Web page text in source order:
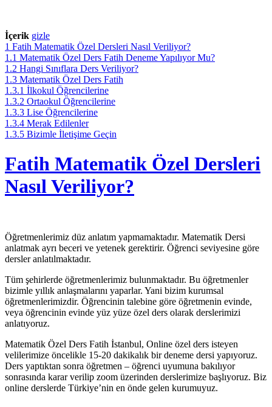
İçerik gizle
1 Fatih Matematik Özel Dersleri Nasıl Veriliyor?
1.1 Matematik Özel Ders Fatih Deneme Yapılıyor Mu?
1.2 Hangi Sınıflara Ders Veriliyor?
1.3 Matematik Özel Ders Fatih
1.3.1 İlkokul Öğrencilerine
1.3.2 Ortaokul Öğrencilerine
1.3.3 Lise Öğrencilerine
1.3.4 Merak Edilenler
1.3.5 Bizimle İletişime Geçin
Fatih Matematik Özel Dersleri
Nasıl Veriliyor?
Öğretmenlerimiz düz anlatım yapmamaktadır. Matematik Dersi
anlatmak ayrı beceri ve yetenek gerektirir. Öğrenci seviyesine göre
dersler anlatılmaktadır.
Tüm şehirlerde öğretmenlerimiz bulunmaktadır. Bu öğretmenler
bizimle yıllık anlaşmalarını yaparlar. Yani bizim kurumsal
öğretmenlerimizdir. Öğrencinin talebine göre öğretmenin evinde,
veya öğrencinin evinde yüz yüze özel ders olarak derslerimizi
anlatıyoruz.
Matematik Özel Ders Fatih İstanbul, Online özel ders isteyen
velilerimize öncelikle 15-20 dakikalık bir deneme dersi yapıyoruz.
Ders yaptıktan sonra öğretmen – öğrenci uyumuna bakılıyor
sonrasında karar verilip zoom üzerinden derslerimize başlıyoruz. Biz
online derslerde Türkiye’nin en önde gelen kurumuyuz.